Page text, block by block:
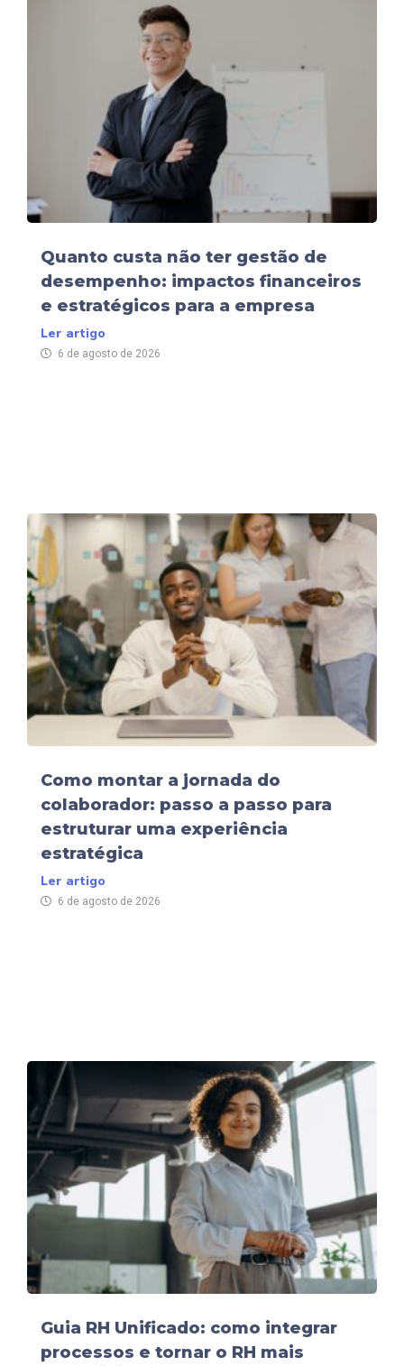
Quanto custa não ter gestão de
desempenho: impactos financeiros
e estratégicos para a empresa
Ler artigo
6 de agosto de 2026
Como montar a jornada do
colaborador: passo a passo para
estruturar uma experiência
estratégica
Ler artigo
6 de agosto de 2026
Guia RH Unificado: como integrar
processos e tornar o RH mais